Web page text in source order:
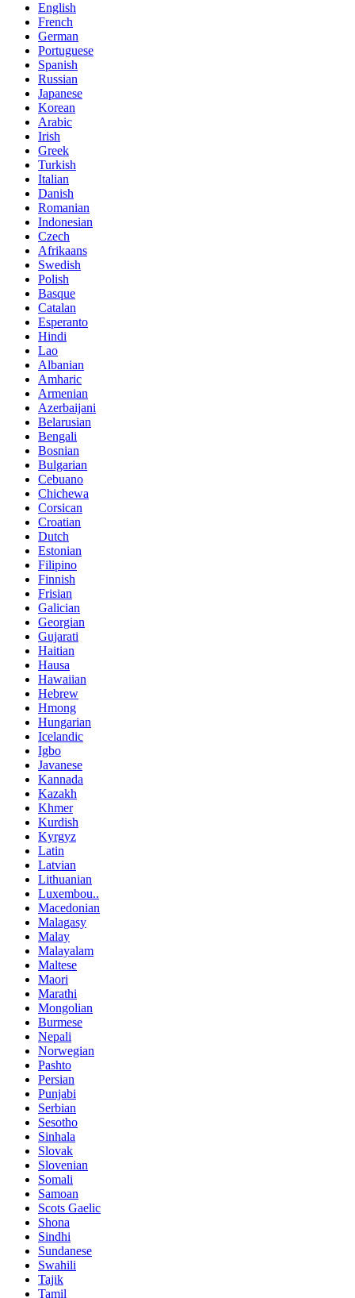
English
French
German
Portuguese
Spanish
Russian
Japanese
Korean
Arabic
Irish
Greek
Turkish
Italian
Danish
Romanian
Indonesian
Czech
Afrikaans
Swedish
Polish
Basque
Catalan
Esperanto
Hindi
Lao
Albanian
Amharic
Armenian
Azerbaijani
Belarusian
Bengali
Bosnian
Bulgarian
Cebuano
Chichewa
Corsican
Croatian
Dutch
Estonian
Filipino
Finnish
Frisian
Galician
Georgian
Gujarati
Haitian
Hausa
Hawaiian
Hebrew
Hmong
Hungarian
Icelandic
Igbo
Javanese
Kannada
Kazakh
Khmer
Kurdish
Kyrgyz
Latin
Latvian
Lithuanian
Luxembou..
Macedonian
Malagasy
Malay
Malayalam
Maltese
Maori
Marathi
Mongolian
Burmese
Nepali
Norwegian
Pashto
Persian
Punjabi
Serbian
Sesotho
Sinhala
Slovak
Slovenian
Somali
Samoan
Scots Gaelic
Shona
Sindhi
Sundanese
Swahili
Tajik
Tamil